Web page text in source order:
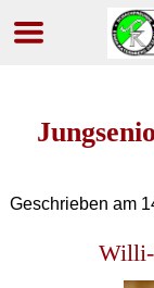
Geschrieben am
Willi-